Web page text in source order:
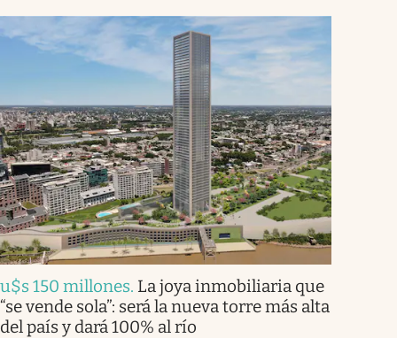
u$s 150 millones. La joya inmobiliaria que
“se vende sola”: será la nueva torre más alta
del país y dará 100% al río